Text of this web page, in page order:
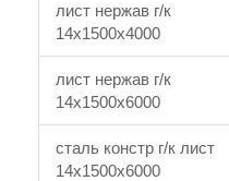
лист нержав г/к
14x1500x4000
лист нержав г/к
14x1500x6000
сталь констр г/к лист
14x1500x6000